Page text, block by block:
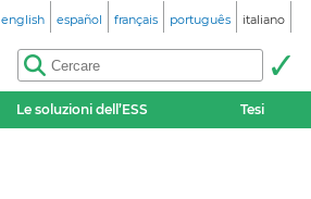
english español français português italiano
Le soluzioni dell’ESS Tesi